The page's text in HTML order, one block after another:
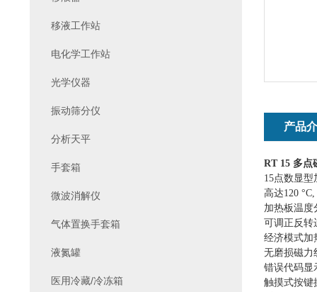
产品
RT 15 多点
15点数显型
高达120 °C,
加热板温度
可调正反转
经济模式加
无磨损磁力
错误代码显
触摸式按键
移液工作站
电化学工作站
光学仪器
振动筛分仪
分析天平
手套箱
微波消解仪
气体置换手套箱
液氮罐
医用冷藏/冷冻箱